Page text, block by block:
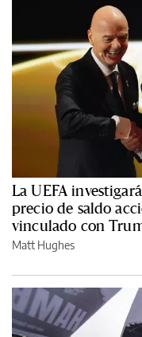
La UEFA
precio de saldo
vinculado con
Matt Hughes